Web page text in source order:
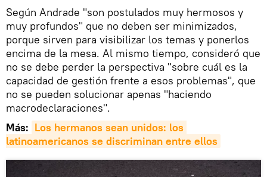
Según Andrade "son postulados muy hermosos y
muy profundos" que no deben ser minimizados,
porque sirven para visibilizar los temas y ponerlos
encima de la mesa. Al mismo tiempo, consideró que
no se debe perder la perspectiva "sobre cuál es la
capacidad de gestión frente a esos problemas", que
no se pueden solucionar apenas "haciendo
macrodeclaraciones".
Más: Los hermanos sean unidos: los
latinoamericanos se discriminan entre ellos